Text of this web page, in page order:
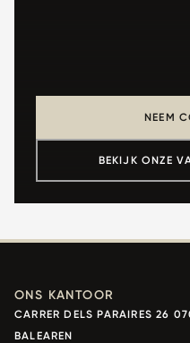
NEEM
BEKIJK ONZE
ONS KANTOOR
CARRER DELS PARAIRES 26
BALEAREN